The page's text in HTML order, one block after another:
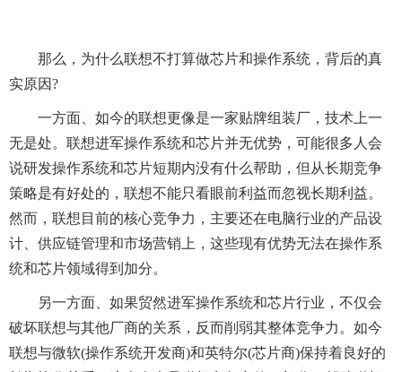
那么，为什么联想不打算做芯片和操作系统，背后的真
实原因?
一方面、如今的联想更像是一家贴牌组装厂，技术上一
无是处。联想进军操作系统和芯片并无优势，可能很多人会
说研发操作系统和芯片短期内没有什么帮助，但从长期竞争
策略是有好处的，联想不能只看眼前利益而忽视长期利益。
然而，联想目前的核心竞争力，主要还在电脑行业的产品设
计、供应链管理和市场营销上，这些现有优势无法在操作系
统和芯片领域得到加分。
另一方面、如果贸然进军操作系统和芯片行业，不仅会
破坏联想与其他厂商的关系，反而削弱其整体竞争力。如今
联想与微软(操作系统开发商)和英特尔(芯片商)保持着良好的